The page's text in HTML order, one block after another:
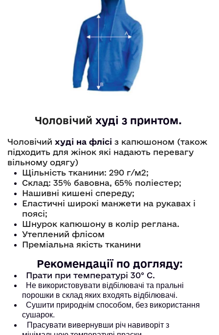
Чоловічий худі з принтом.
Чоловічий худі на флісі з капюшоном (також
підходить для жінок які надають перевагу
вільному одягу)
Щільність тканини: 290 г/м2;
Склад: 35% бавовна, 65% поліестер;
Нашивні кишені спереду;
Еластичні широкі манжети на рукавах і
поясі;
Шнурок капюшону в колір реглана.
Утеплений флісом
Преміальна якість тканини
Рекомендації по догляду:
Прати при температурі 30° С.
Не використовувати відбілювачі та пральні
порошки в склад яких входять відбілювачі.
Сушити природнім способом, без використання
сушарок.
Прасувати вивернувши річ навиворіт з